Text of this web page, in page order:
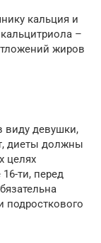
кальция и
–
жиров
виду девушки,
диеты должны
целях
ти, перед
подросткового